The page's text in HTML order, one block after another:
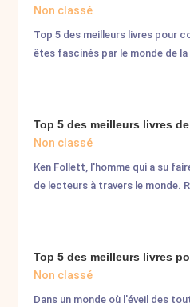
Non classé
Top 5 des meilleurs livres pour
êtes fascinés par le monde de
Top 5 des meilleurs livres
Non classé
Ken Follett, l'homme qui a su
de lecteurs à travers le monde.
Top 5 des meilleurs livres
Non classé
Dans un monde où l'éveil des